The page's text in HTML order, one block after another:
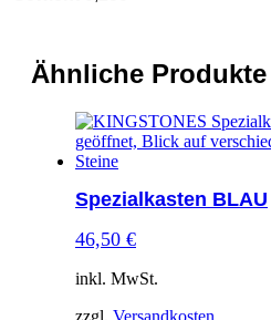
Ähnliche Produkte
Spezialkasten BLAU
46,50 €
inkl. MwSt.
zzgl. Versandkosten